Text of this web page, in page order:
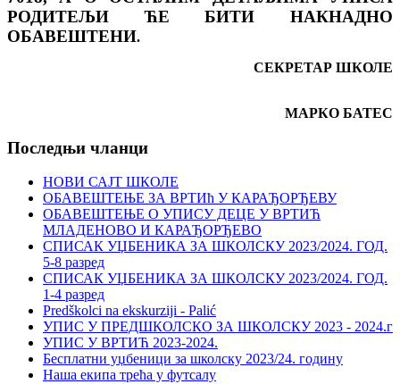
РОДИТЕЉИ ЋЕ БИТИ НАКНАДНО
ОБАВЕШТЕНИ.
СЕКРЕТАР ШКОЛЕ
МАРКО БАТЕС
Последњи чланци
НОВИ САЈТ ШКОЛЕ
ОБАВЕШТЕЊЕ ЗА ВРТИћ У КАРАЂОРЂЕВУ
ОБАВЕШТЕЊЕ О УПИСУ ДЕЦЕ У ВРТИЋ
МЛАДЕНОВО И КАРАЂОРЂЕВО
СПИСАК УЏБЕНИКА ЗА ШКОЛСКУ 2023/2024. ГОД.
5-8 разред
СПИСАК УЏБЕНИКА ЗА ШКОЛСКУ 2023/2024. ГОД.
1-4 разред
Predškolci na ekskurziji - Palić
УПИС У ПРЕДШКОЛСКО ЗА ШКОЛСКУ 2023 - 2024.г
УПИС У ВРТИЋ 2023-2024.
Бесплатни уџбеници за школску 2023/24. годину
Наша екипа трећа у футсалу